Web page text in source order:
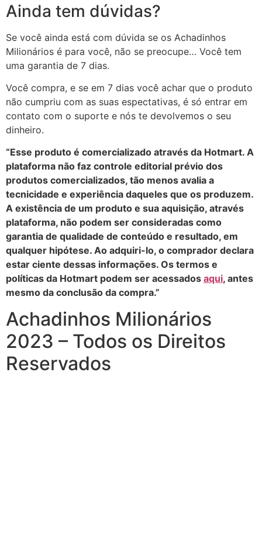
Ainda tem dúvidas?
Se você ainda está com dúvida se os Achadinhos
Milionários é para você, não se preocupe… Você tem
uma garantia de 7 dias.
Você compra, e se em 7 dias você achar que o produto
não cumpriu com as suas espectativas, é só entrar em
contato com o suporte e nós te devolvemos o seu
dinheiro.
“Esse produto é comercializado através da Hotmart. A
plataforma não faz controle editorial prévio dos
produtos comercializados, tão menos avalia a
tecnicidade e experiência daqueles que os produzem.
A existência de um produto e sua aquisição, através
plataforma, não podem ser consideradas como
garantia de qualidade de conteúdo e resultado, em
qualquer hipótese. Ao adquiri-lo, o comprador declara
estar ciente dessas informações. Os termos e
políticas da Hotmart podem ser acessados aqui, antes
mesmo da conclusão da compra.”
Achadinhos Milionários
2023 – Todos os Direitos
Reservados